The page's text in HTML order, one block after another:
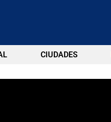
CIUDADES